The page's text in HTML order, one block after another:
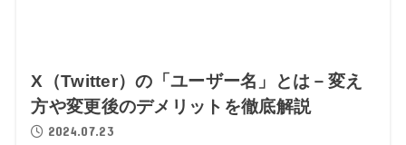
X（Twitter）の「ユーザー名」とは－変え
方や変更後のデメリットを徹底解説
2024.07.23